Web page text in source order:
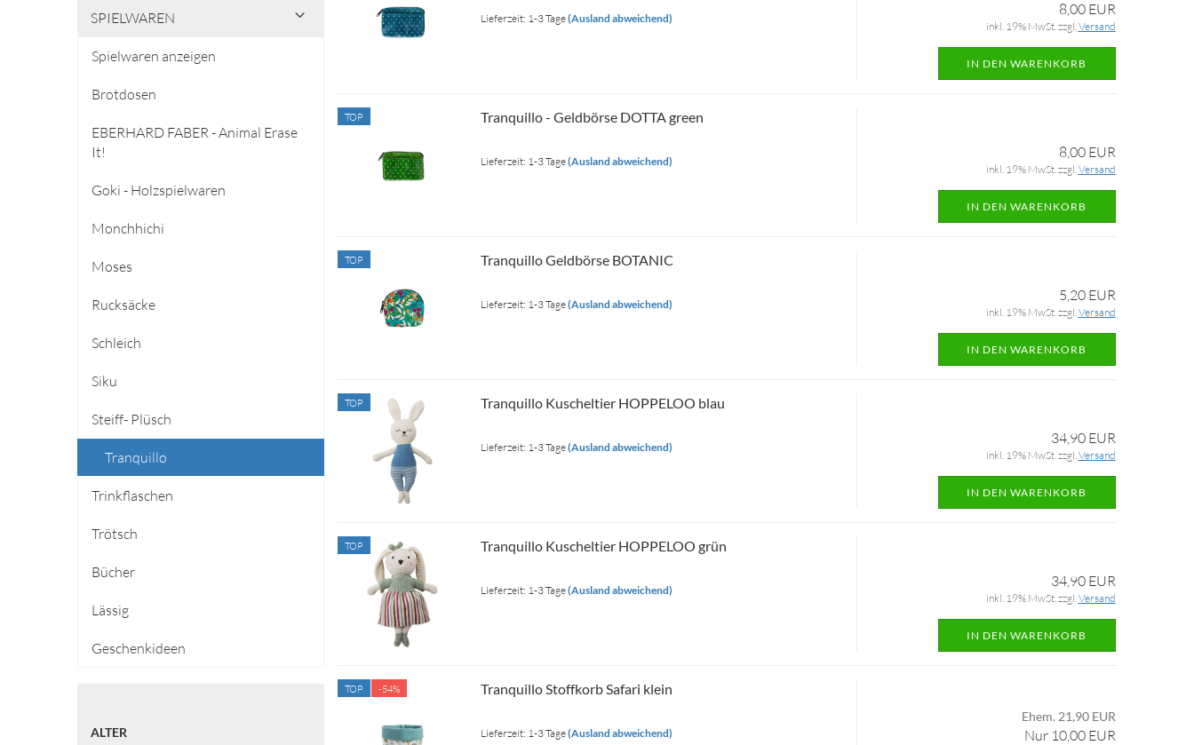
Lieferzeit: 1-3 Tage(Ausland abweichend)
8,00 EUR
inkl. 19% MwSt. zzgl.Versand
IN DEN WARENKORB
TOP Tranquillo - Geldbörse DOTTA green
Lieferzeit: 1-3 Tage(Ausland abweichend)
8,00 EUR
inkl. 19% MwSt. zzgl.Versand
IN DEN WARENKORB
TOP Tranquillo Geldbörse BOTANIC
Lieferzeit: 1-3 Tage(Ausland abweichend)
5,20 EUR
inkl. 19% MwSt. zzgl.Versand
IN DEN WARENKORB
TOP Tranquillo Kuscheltier HOPPELOO blau
Lieferzeit: 1-3 Tage(Ausland abweichend)
34,90 EUR
inkl. 19% MwSt. zzgl.Versand
IN DEN WARENKORB
TOP Tranquillo Kuscheltier HOPPELOO grün
Lieferzeit: 1-3 Tage(Ausland abweichend)
34,90 EUR
inkl. 19% MwSt. zzgl.Versand
IN DEN WARENKORB
TOP -54% Tranquillo Stoffkorb Safari klein
Lieferzeit: 1-3 Tage(Ausland abweichend)
Ehem. 21,90 EUR
Nur 10,00 EUR
SPIELWAREN
Spielwaren anzeigen
Brotdosen
EBERHARD FABER - Animal Erase
It!
Goki - Holzspielwaren
Monchhichi
Moses
Rucksäcke
Schleich
Siku
Steiff- Plüsch
Tranquillo
Trinkflaschen
Trötsch
Bücher
Lässig
Geschenkideen
ALTER
ALTER